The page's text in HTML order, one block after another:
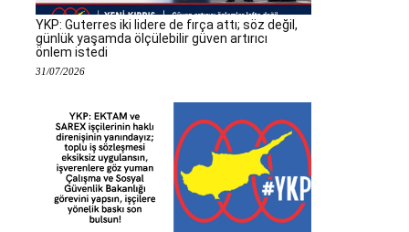
YKP: Guterres iki lidere de fırça attı; söz değil,
günlük yaşamda ölçülebilir güven artırıcı
önlem istedi
31/07/2026